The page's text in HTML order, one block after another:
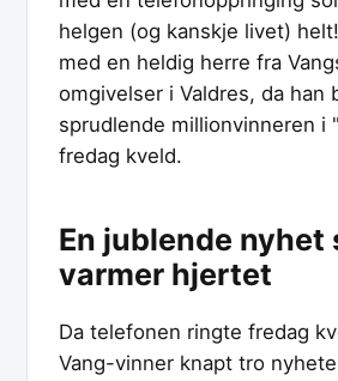
helgen (og kanskje livet)
med en heldig herre fra
omgivelser i Valdres, da han
sprudlende millionvinneren i
fredag kveld.
En jublende nyhet
varmer hjertet
Da telefonen ringte fredag
Vang-vinner knapt tro